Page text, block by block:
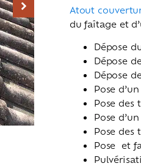
Réparation toiture
Atout
du faîtage et
Dépose
Dépose
Dépose
Pose
Pose des
Pose d’un
Pose des
Pose et